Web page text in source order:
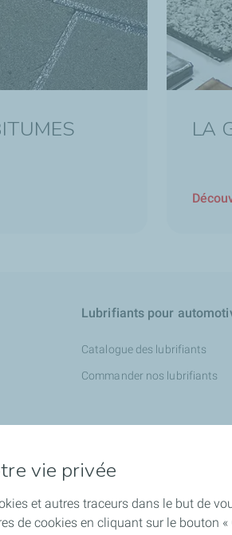
LA
Lubrifiants pour
Catalogue des lubrifiants
Commander nos lubrifiants
Services
Rubia Truck Center
vie privée
et autres traceurs dans le but de
de cookies en cliquant sur le bouton «